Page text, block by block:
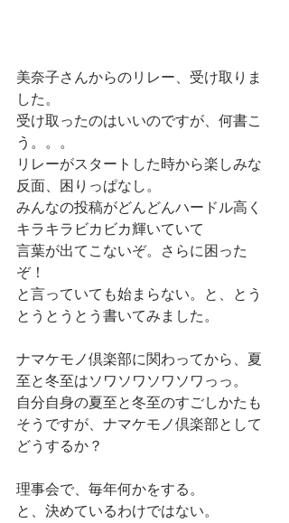
美奈子さんからのリレー、受け取りま
した。
受け取ったのはいいのですが、何書こ
う。。。
リレーがスタートした時から楽しみな
反面、困りっぱなし。
みんなの投稿がどんどんハードル高く
キラキラビカビカ輝いていて
言葉が出てこないぞ。さらに困った
ぞ！
と言っていても始まらない。と、とう
とうとうとう書いてみました。
ナマケモノ倶楽部に関わってから、夏
至と冬至はソワソワソワソワっっ。
自分自身の夏至と冬至のすごしかたも
そうですが、ナマケモノ倶楽部として
どうするか？
理事会で、毎年何かをする。
と、決めているわけではない。